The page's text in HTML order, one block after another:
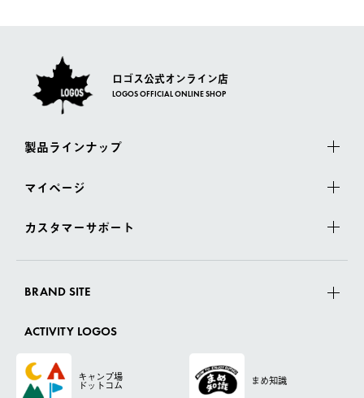
ロゴス公式オンライン店
LOGOS OFFICIAL ONLINE SHOP
製品ラインナップ
マイページ
カスタマーサポート
BRAND SITE
ACTIVITY LOGOS
キャンプ場
ドットコム まめ知識